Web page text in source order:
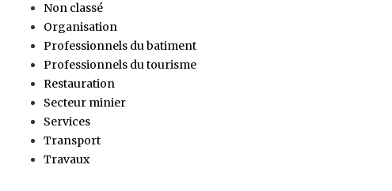
Non classé
Organisation
Professionnels du batiment
Professionnels du tourisme
Restauration
Secteur minier
Services
Transport
Travaux